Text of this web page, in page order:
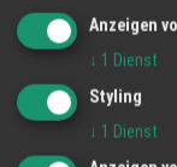
Tipp-
Check
Anzeigen
↓ 1 Dienst
Styling
↓ 1 Dienst